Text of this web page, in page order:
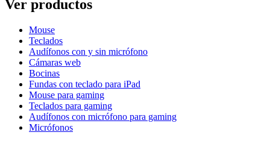
Ver productos
Mouse
Teclados
Audífonos con y sin micrófono
Cámaras web
Bocinas
Fundas con teclado para iPad
Mouse para gaming
Teclados para gaming
Audífonos con micrófono para gaming
Micrófonos